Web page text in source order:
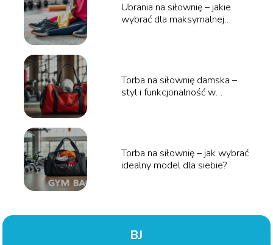
Ubrania na siłownię – jakie
wybrać dla maksymalnej
Torba na siłownię damska –
styl i funkcjonalność w
Torba na siłownię – jak wybrać
idealny model dla siebie?
BJ